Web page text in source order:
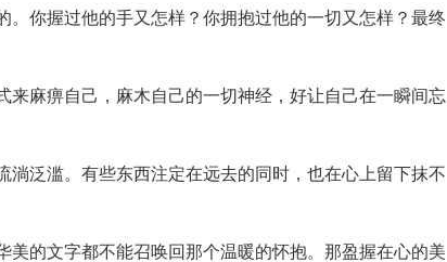
。你握过他的手又怎样？你拥抱过他的一切又怎样？最终
来麻痹自己，麻木自己的一切神经，好让自己在一瞬间忘
淌泛滥。有些东西注定在远去的同时，也在心上留下抹不
美的文字都不能召唤回那个温暖的怀抱。那盈握在心的美